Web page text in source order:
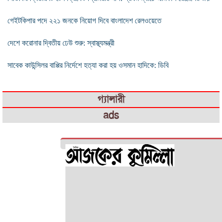
গেইটকিপার পদে ২২১ জনকে নিয়োগ দিবে বাংলাদেশ রেলওয়েতে
দেশে করোনার দ্বিতীয় ঢেউ শুরু: স্বাস্থ্যমন্ত্রী
সাবেক কাউন্সিলর বাপ্পির নির্দেশে হত্যা করা হয় ওসমান হাদিকে: ডিবি
গ্যালারী
ads